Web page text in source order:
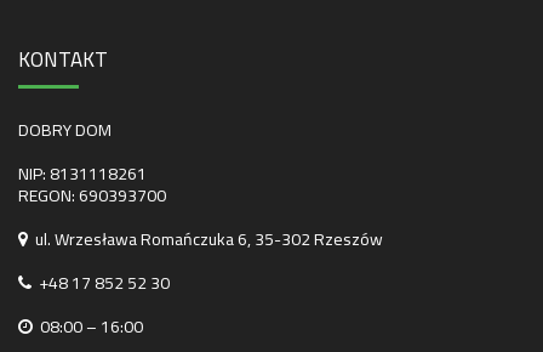
KONTAKT
DOBRY DOM
NIP: 8131118261
REGON: 690393700
ul. Wrzesława Romańczuka 6, 35-302 Rzeszów
+48 17 852 52 30
08:00 – 16:00